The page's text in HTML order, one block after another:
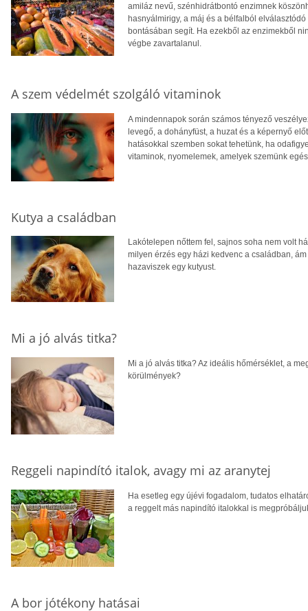
amiláz nevű, szénhidrátbontó enzimnek
hasnyálmirigy, a máj és a bélfalból
bontásában segít. Ha ezekből az enzimekből
végbe zavartalanul.
A szem védelmét szolgáló vitaminok
A mindennapok során számos tényező
levegő, a dohányfüst, a huzat és a képernyő
hatásokkal szemben sokat tehetünk, ha
vitaminok, nyomelemek, amelyek szemünk
Kutya a családban
Lakótelepen nőttem fel, sajnos soha nem volt
milyen érzés egy házi kedvenc a családban,
hazaviszek egy kutyust.
Mi a jó alvás titka?
Mi a jó alvás titka? Az ideális hőmérséklet, a
körülmények?
Reggeli napindító italok, avagy mi az aranytej
Ha esetleg egy újévi fogadalom, tudatos
a reggelt más napindító italokkal is
A bor jótékony hatásai